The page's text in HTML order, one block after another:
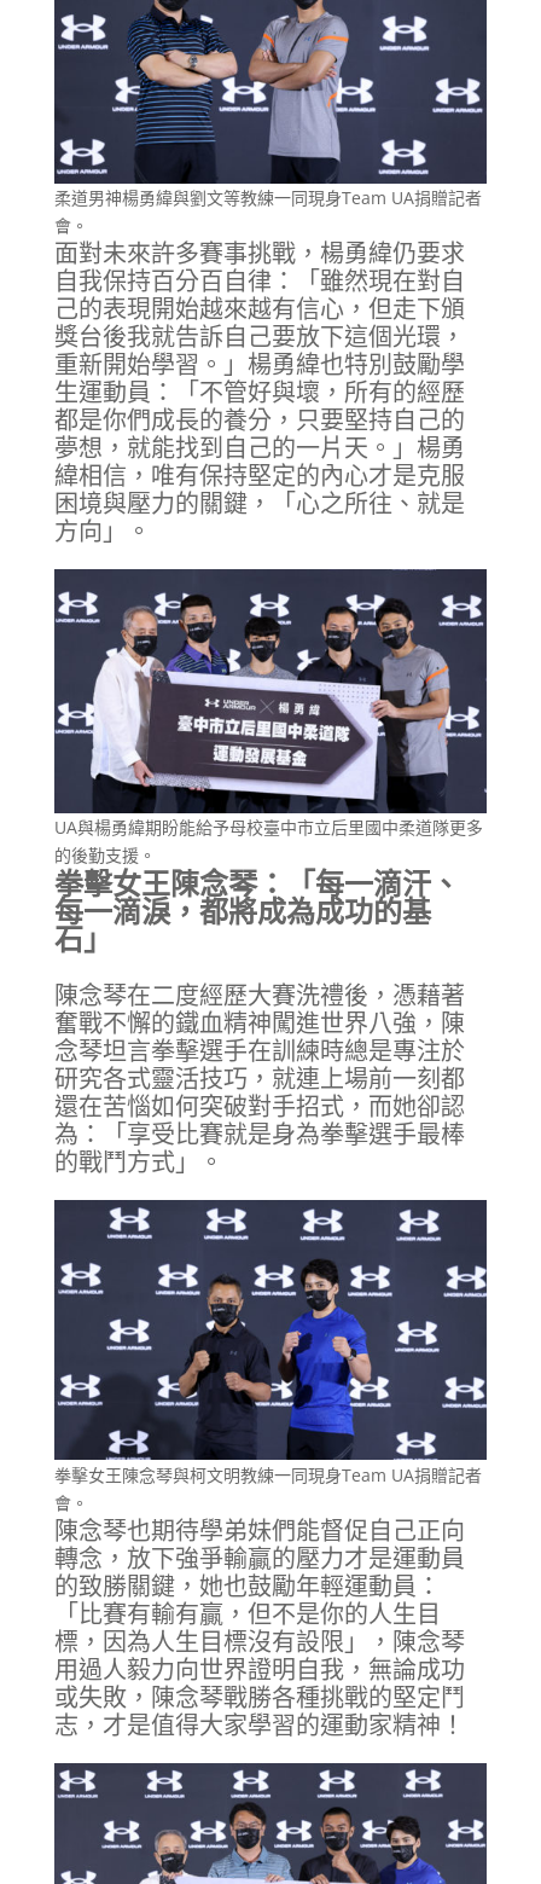
柔道男神楊勇緯與劉文等教練一同現身Team UA捐贈記者
會。
面對未來許多賽事挑戰，楊勇緯仍要求
自我保持百分百自律：「雖然現在對自
己的表現開始越來越有信心，但走下頒
獎台後我就告訴自己要放下這個光環，
重新開始學習。」楊勇緯也特別鼓勵學
生運動員：「不管好與壞，所有的經歷
都是你們成長的養分，只要堅持自己的
夢想，就能找到自己的一片天。」楊勇
緯相信，唯有保持堅定的內心才是克服
困境與壓力的關鍵，「心之所往、就是
方向」。
UA與楊勇緯期盼能給予母校臺中市立后里國中柔道隊更多
的後勤支援。
拳擊女王陳念琴：「每一滴汗、
每一滴淚，都將成為成功的基
石」
陳念琴在二度經歷大賽洗禮後，憑藉著
奮戰不懈的鐵血精神闖進世界八強，陳
念琴坦言拳擊選手在訓練時總是專注於
研究各式靈活技巧，就連上場前一刻都
還在苦惱如何突破對手招式，而她卻認
為：「享受比賽就是身為拳擊選手最棒
的戰鬥方式」。
拳擊女王陳念琴與柯文明教練一同現身Team UA捐贈記者
會。
陳念琴也期待學弟妹們能督促自己正向
轉念，放下強爭輸贏的壓力才是運動員
的致勝關鍵，她也鼓勵年輕運動員：
「比賽有輸有贏，但不是你的人生目
標，因為人生目標沒有設限」，陳念琴
用過人毅力向世界證明自我，無論成功
或失敗，陳念琴戰勝各種挑戰的堅定鬥
志，才是值得大家學習的運動家精神！